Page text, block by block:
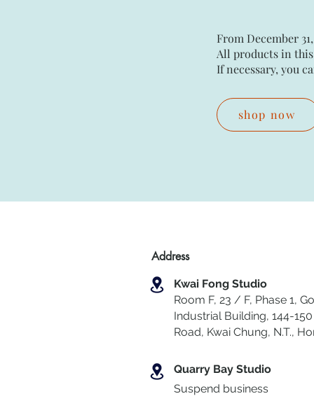
From December
All products in
If necessary, you
shop now
Address
Kwai Fong Studio
Room F, 23 / F, Phase 1,
Industrial Building, 144-150
Road, Kwai Chung, N.T.,
Quarry Bay Studio
Suspend business